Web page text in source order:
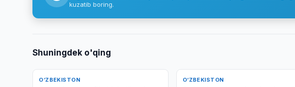
kuzatib boring.
Shuningdek o'qing
O‘ZBEKISTON O‘ZBEKISTON